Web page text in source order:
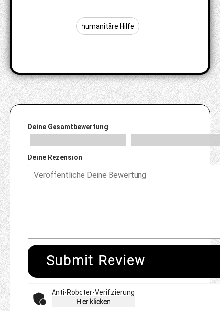
humanitäre Hilfe
Deine Gesamtbewertung
Deine Rezension
Submit Review
Anti-Roboter-Verifizierung
Hier klicken